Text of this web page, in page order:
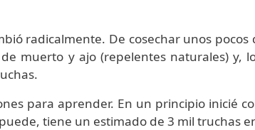
radicalmente. De cosechar unos
muerto y ajo (repelentes naturales) y,
para aprender. En un principio inicié
tiene un estimado de 3 mil truchas